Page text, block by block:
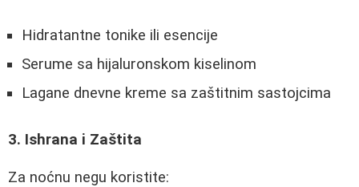
Hidratantne tonike ili esencije
Serume sa hijaluronskom kiselinom
Lagane dnevne kreme sa zaštitnim sastojcima
3. Ishrana i Zaštita
Za noćnu negu koristite: